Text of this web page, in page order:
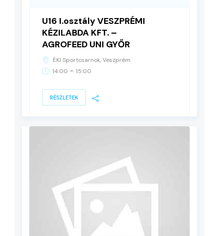
U16 I.osztály VESZPRÉMI
KÉZILABDA KFT. –
AGROFEED UNI GYŐR
ÉKI Sportcsarnok, Veszprém
14:00 - 15:00
RÉSZLETEK